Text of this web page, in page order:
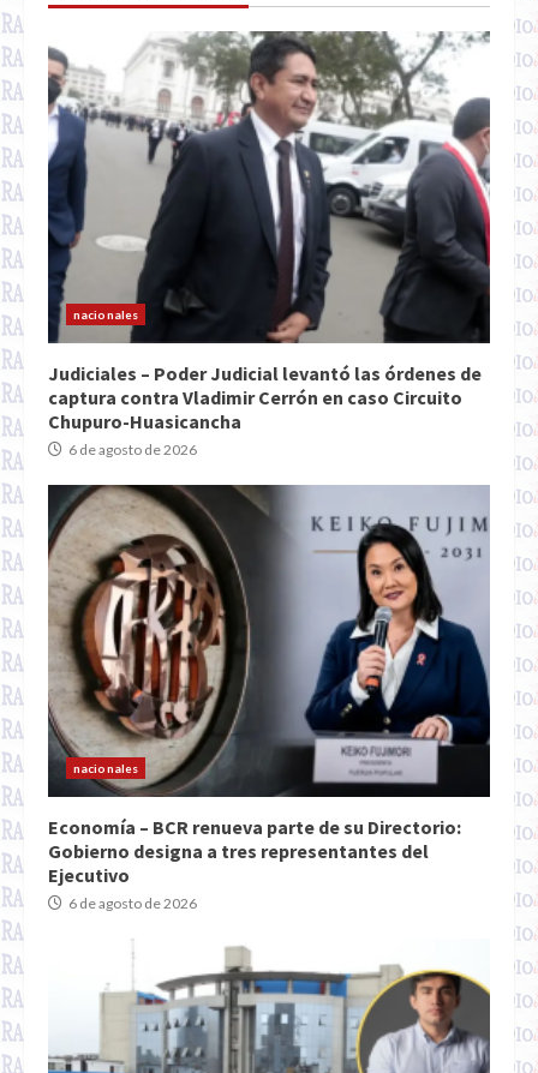
nacionales
Judiciales – Poder Judicial levantó las órdenes de
captura contra Vladimir Cerrón en caso Circuito
Chupuro-Huasicancha
6 de agosto de 2026
nacionales
Economía – BCR renueva parte de su Directorio:
Gobierno designa a tres representantes del
Ejecutivo
6 de agosto de 2026